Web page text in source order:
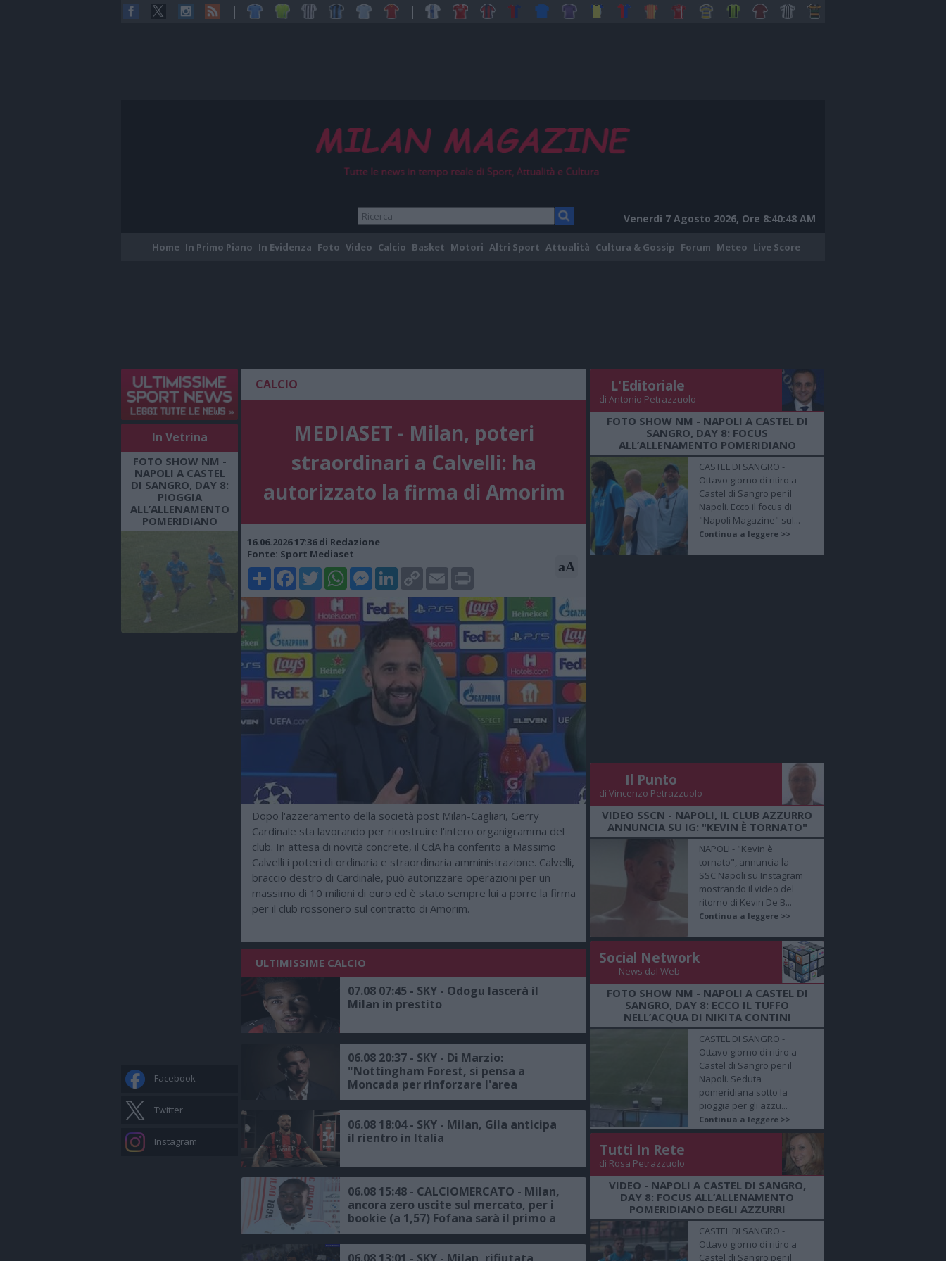
Venerdì 7 Agosto 2026, Ore 8:40:49 AM
Home In Primo Piano In Evidenza Foto Video Calcio Basket Motori Altri Sport Attualità Cultura & Gossip Forum Meteo Live Score
In Vetrina
FOTO SHOW NM -
NAPOLI A CASTEL
DI SANGRO, DAY 8:
PIOGGIA
ALL’ALLENAMENTO
POMERIDIANO
Facebook
Twitter
Instagram
CALCIO
MEDIASET - Milan, poteri
straordinari a Calvelli: ha
autorizzato la firma di Amorim
16.06.2026 17:36 di Redazione
Fonte: Sport Mediaset
ShareFacebookTwitterWhatsAppMessenger
LinkedIn
Copy
Link
Email Print aA
Dopo l'azzeramento della società post Milan-Cagliari, Gerry
Cardinale sta lavorando per ricostruire l'intero organigramma del
club. In attesa di novità concrete, il CdA ha conferito a Massimo
Calvelli i poteri di ordinaria e straordinaria amministrazione. Calvelli,
braccio destro di Cardinale, può autorizzare operazioni per un
massimo di 10 milioni di euro ed è stato sempre lui a porre la firma
per il club rossonero sul contratto di Amorim.
ULTIMISSIME CALCIO
07.08 07:45 - SKY - Odogu lascerà il
Milan in prestito
06.08 20:37 - SKY - Di Marzio:
"Nottingham Forest, si pensa a
Moncada per rinforzare l'area
sportiva, proposta all'ex dirigente del
Milan"
06.08 18:04 - SKY - Milan, Gila anticipa
il rientro in Italia
06.08 15:48 - CALCIOMERCATO - Milan,
ancora zero uscite sul mercato, per i
bookie (a 1,57) Fofana sarà il primo a
salutare
L'Editoriale
di Antonio Petrazzuolo
FOTO SHOW NM - NAPOLI A CASTEL DI
SANGRO, DAY 8: FOCUS
ALL’ALLENAMENTO POMERIDIANO
CASTEL DI SANGRO -
Ottavo giorno di ritiro a
Castel di Sangro per il
Napoli. Ecco il focus di
"Napoli Magazine" sul...
Continua a leggere >>
Il Punto
di Vincenzo Petrazzuolo
VIDEO SSCN - NAPOLI, IL CLUB AZZURRO
ANNUNCIA SU IG: "KEVIN È TORNATO"
NAPOLI - "Kevin è
tornato", annuncia la
SSC Napoli su Instagram
mostrando il video del
ritorno di Kevin De B...
Continua a leggere >>
Social Network
News dal Web
FOTO SHOW NM - NAPOLI A CASTEL DI
SANGRO, DAY 8: ECCO IL TUFFO
NELL’ACQUA DI NIKITA CONTINI
CASTEL DI SANGRO -
Ottavo giorno di ritiro a
Castel di Sangro per il
Napoli. Seduta
pomeridiana sotto la
pioggia per gli azzu...
Continua a leggere >>
Tutti In Rete
di Rosa Petrazzuolo
VIDEO - NAPOLI A CASTEL DI SANGRO,
DAY 8: FOCUS ALL’ALLENAMENTO
POMERIDIANO DEGLI AZZURRI
CASTEL DI SANGRO -
Ottavo giorno di ritiro a
Castel di Sangro per il